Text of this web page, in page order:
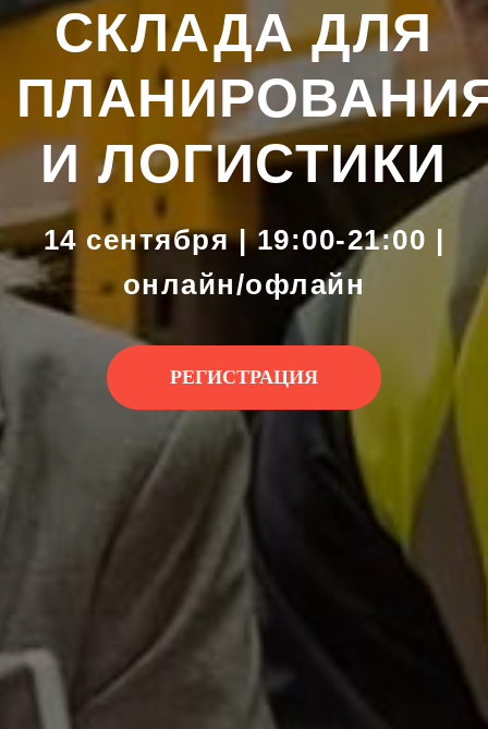
СКЛАДА ДЛЯ
И ЛОГИСТИКИ
14 сентября | 19:00-21:00 |
онлайн/офлайн
РЕГИСТРАЦИЯ